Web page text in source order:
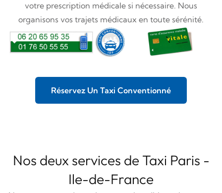
votre prescription médicale si nécessaire. Nous
organisons vos trajets médicaux en toute sérénité.
Réservez Un Taxi Conventionné
Nos deux services de Taxi Paris -
Ile-de-France